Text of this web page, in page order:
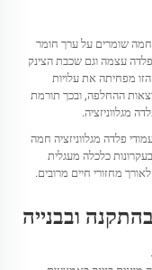
חמה שומרים על ערך חומר
עצמה וגם שכבת הצינק
מפחיתה את עלויות
ההחלפה, ובכך תורמת
מגלווניזציה.
פלדה מגלווניזציה חמה
כלכלה מעגלית
מחזורי חיים מרובים.
ובבנייה